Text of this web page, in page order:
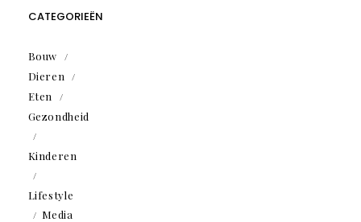
CATEGORIEËN
Bouw
Dieren
Eten
Gezondheid
Kinderen
Lifestyle
Media